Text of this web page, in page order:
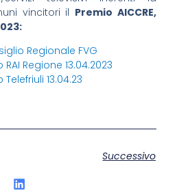
vincitori il Premio AICCRE,
Regionale FVG
Regione 13.04.2023
13.04.23
Successivo